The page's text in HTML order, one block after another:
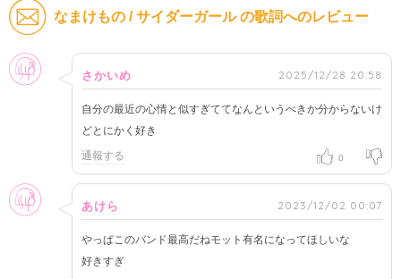
なまけもの / サイダーガール の歌詞へのレビュー
女性
さかいめ 2025/12/28 20:58
自分の最近の心情と似すぎててなんというべきか分からないけ
どとにかく好き
通報する 0
女性
あけら 2023/12/02 00:07
やっぱこのバンド最高だねモット有名になってほしいな
好きすぎ